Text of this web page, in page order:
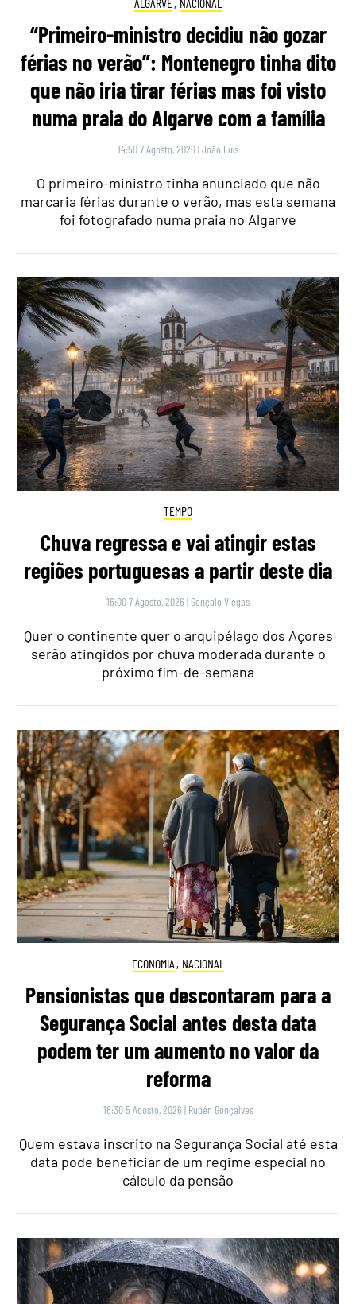
“Primeiro-ministro decidiu não gozar
férias no verão”: Montenegro tinha dito
que não iria tirar férias mas foi visto
numa praia do Algarve com a família
14:50 7 Agosto, 2026 |João Luís
O primeiro-ministro tinha anunciado que não
marcaria férias durante o verão, mas esta semana
foi fotografado numa praia no Algarve
TEMPO
Chuva regressa e vai atingir estas
regiões portuguesas a partir deste dia
16:00 7 Agosto, 2026 | Gonçalo Viegas
Quer o continente quer o arquipélago dos Açores
serão atingidos por chuva moderada durante o
próximo fim-de-semana
ECONOMIA , NACIONAL
Pensionistas que descontaram para a
Segurança Social antes desta data
podem ter um aumento no valor da
reforma
18:30 5 Agosto, 2026 | Rubén Gonçalves
Quem estava inscrito na Segurança Social até esta
data pode beneficiar de um regime especial no
cálculo da pensão